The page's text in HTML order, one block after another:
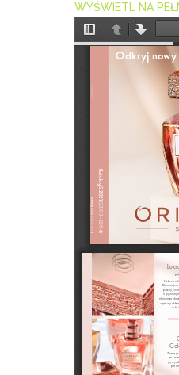
WYŚWIETL NA